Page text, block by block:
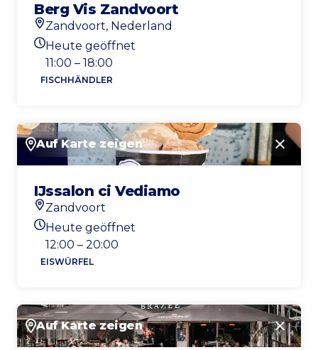
Berg Vis Zandvoort
Standort
Zandvoort, Nederland
Heutigen Öffnungszeiten
Heute geöffnet
11:00 – 18:00
FISCHHÄNDLER
Auf Karte zeigen
IJssalon ci Vediamo
Standort
Zandvoort
Heutigen Öffnungszeiten
Heute geöffnet
12:00 – 20:00
EISWÜRFEL
Auf Karte zeigen